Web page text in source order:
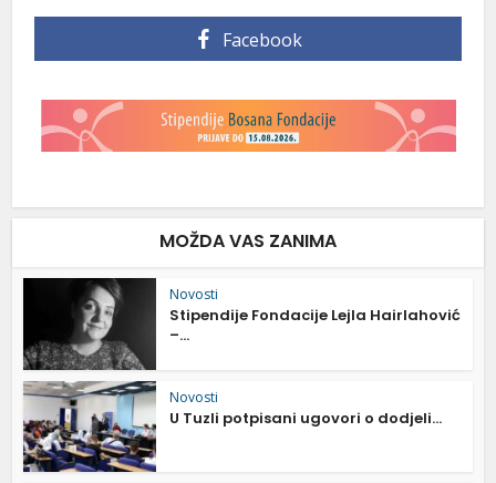
Facebook
MOŽDA VAS ZANIMA
Novosti
Stipendije Fondacije Lejla Hairlahović
–...
Novosti
U Tuzli potpisani ugovori o dodjeli...